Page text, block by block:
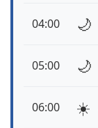
04:00 🌙
05:00 🌙
06:00 ☀️